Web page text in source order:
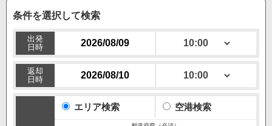
条件を選択して検索
出発
日時
返却
日時
エリア検索 空港検索